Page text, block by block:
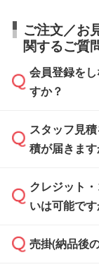
ご注文／お
関するご質
会員登録を
すか？
可能です。
まま進む』
スタッフ見
積が届きます
通常、翌営
雑状況によ
依頼いただ
クレジット
いは可能です
銀行振込の
売掛(納品後